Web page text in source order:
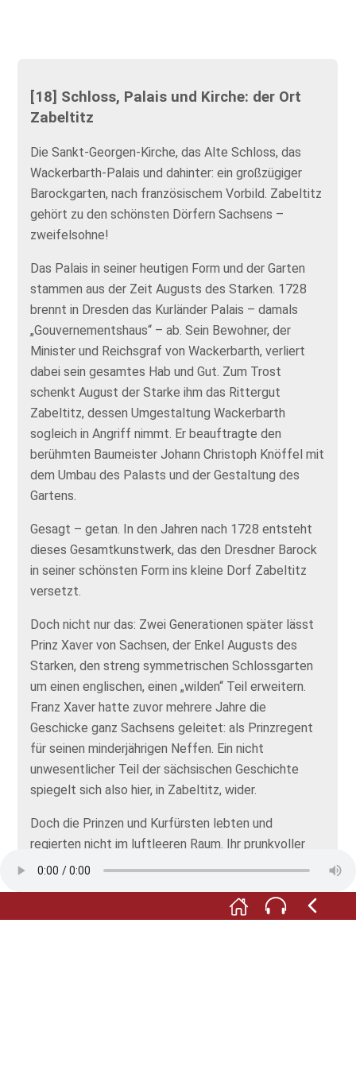
[18] Schloss, Palais und Kirche: der Ort
Zabeltitz
Die Sankt-Georgen-Kirche, das Alte Schloss, das
Wackerbarth-Palais und dahinter: ein großzügiger
Barockgarten, nach französischem Vorbild. Zabeltitz
gehört zu den schönsten Dörfern Sachsens –
zweifelsohne!
Das Palais in seiner heutigen Form und der Garten
stammen aus der Zeit Augusts des Starken. 1728
brennt in Dresden das Kurländer Palais – damals
„Gouvernementshaus“ – ab. Sein Bewohner, der
Minister und Reichsgraf von Wackerbarth, verliert
dabei sein gesamtes Hab und Gut. Zum Trost
schenkt August der Starke ihm das Rittergut
Zabeltitz, dessen Umgestaltung Wackerbarth
sogleich in Angriff nimmt. Er beauftragte den
berühmten Baumeister Johann Christoph Knöffel mit
dem Umbau des Palasts und der Gestaltung des
Gartens.
Gesagt – getan. In den Jahren nach 1728 entsteht
dieses Gesamtkunstwerk, das den Dresdner Barock
in seiner schönsten Form ins kleine Dorf Zabeltitz
versetzt.
Doch nicht nur das: Zwei Generationen später lässt
Prinz Xaver von Sachsen, der Enkel Augusts des
Starken, den streng symmetrischen Schlossgarten
um einen englischen, einen „wilden“ Teil erweitern.
Franz Xaver hatte zuvor mehrere Jahre die
Geschicke ganz Sachsens geleitet: als Prinzregent
für seinen minderjährigen Neffen. Ein nicht
unwesentlicher Teil der sächsischen Geschichte
spiegelt sich also hier, in Zabeltitz, wider.
Doch die Prinzen und Kurfürsten lebten und
regierten nicht im luftleeren Raum. Ihr prunkvoller
Lebensstil wäre nicht denkbar ohne die
bewirtschafteten und mit ihren Abgaben und